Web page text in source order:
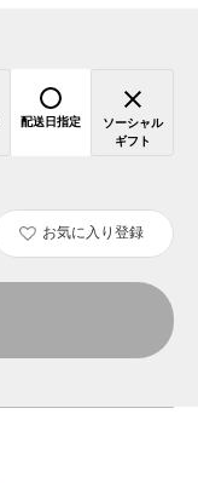
配送日指定
ソーシャル
ギフト
お気に入り登録